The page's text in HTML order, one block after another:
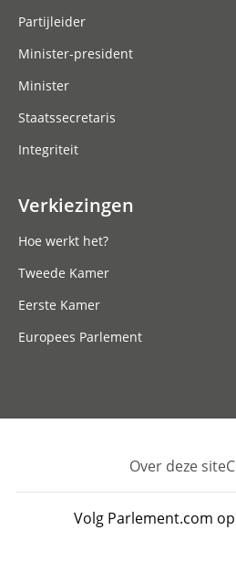
Partijleider
Minister-president
Minister
Staatssecretaris
Integriteit
Verkiezingen
Hoe werkt het?
Tweede Kamer
Eerste Kamer
Europees Parlement
Footer
Over deze site
Volg Parlement.com op